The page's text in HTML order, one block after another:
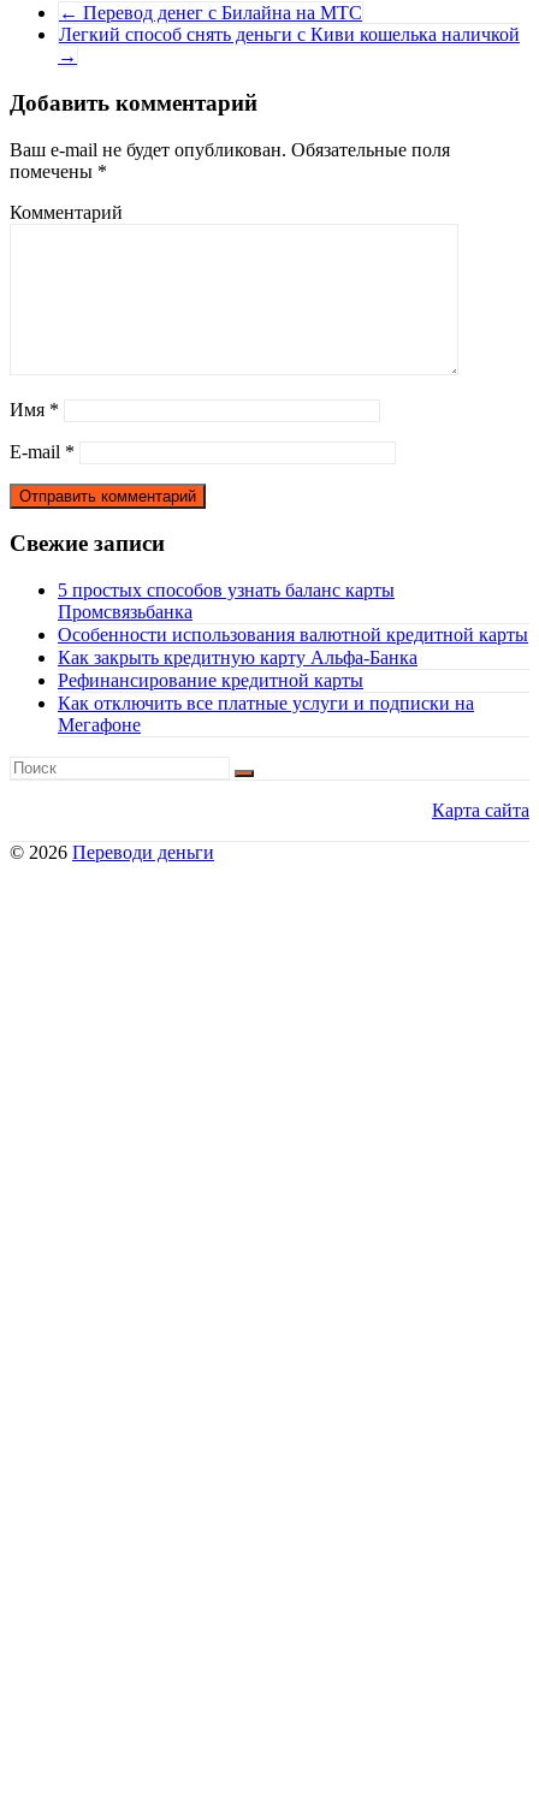
← Перевод денег с Билайна на МТС
Легкий способ снять деньги с Киви кошелька наличкой
→
Добавить комментарий
Ваш e-mail не будет опубликован. Обязательные поля
помечены *
Комментарий
Имя *
E-mail *
Свежие записи
5 простых способов узнать баланс карты
Промсвязьбанка
Особенности использования валютной кредитной карты
Как закрыть кредитную карту Альфа-Банка
Рефинансирование кредитной карты
Как отключить все платные услуги и подписки на
Мегафоне
Карта сайта
© 2026 Переводи деньги